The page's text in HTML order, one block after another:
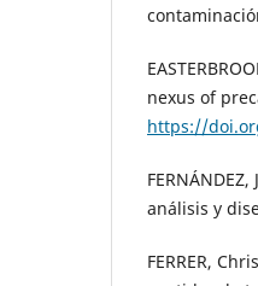
nexus of
https://
análisis y
FERRER,